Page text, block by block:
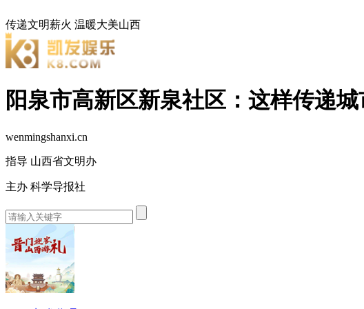
传递文明薪火 温暖大美山西
阳泉市高新区新泉社区：这样传递
wenmingshanxi.cn
指导 山西省文明办
主办 科学导报社